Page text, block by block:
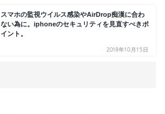
スマホの監視ウイルス感染やAirDrop痴漢に合わ
ない為に。iphoneのセキュリティを見直すべきポ
イント。
2018年10月15日